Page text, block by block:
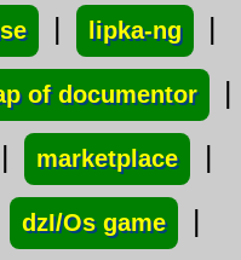
| lipka-ng |
of documentor |
| marketplace |
dzI/Os game |